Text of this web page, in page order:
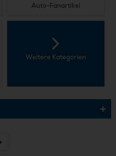
Auto-Fanartikel
Weitere Kategorien